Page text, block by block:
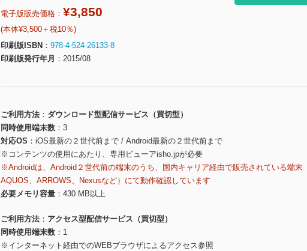
電子版販売価格： ¥3,850
(本体¥3,500＋税10％)
印刷版ISBN
978-4-524-26133-8
印刷版発行年月
2015/08
ご利用方法
ダウンロード型配信サービス（買切型）
同時使用端末数
3
対応OS
iOS最新の２世代前まで / Android最新の２世代前まで
※コンテンツの使用にあたり、専用ビューアisho.jpが必要
※Androidは、Android２世代前の端末のうち、国内キャリア経由で販売されている端末
AQUOS、ARROWS、Nexusなど）にて動作確認しています
必要メモリ容量
430 MB以上
ご利用方法
アクセス型配信サービス（買切型）
同時使用端末数
1
※インターネット経由でのWEBブラウザによるアクセス参照